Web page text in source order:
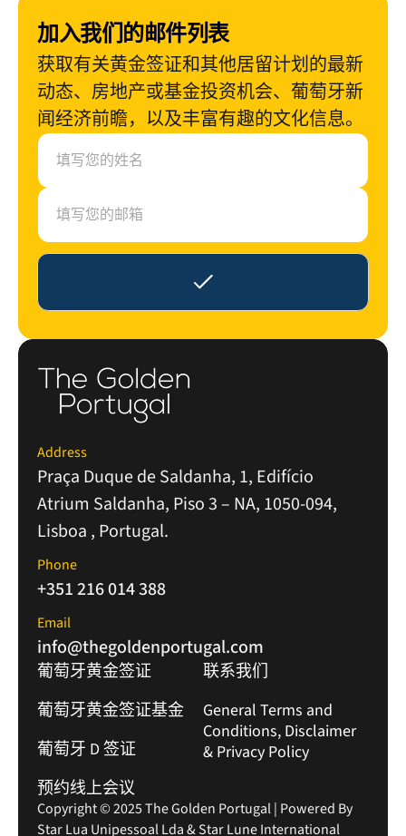
加入我们的邮件列表
获取有关黄金签证和其他居留计划的最新
动态、房地产或基金投资机会、葡萄牙新
闻经济前瞻，以及丰富有趣的文化信息。
N
m
e
E
a
l
Address
Praça Duque de Saldanha, 1, Edifício
Atrium Saldanha, Piso 3 – NA, 1050-094,
Lisboa , Portugal.
Phone
+351 216 014 388
Email
info@thegoldenportugal.com
葡萄牙黄金签证
葡萄牙黄金签证基金
葡萄牙 D 签证
预约线上会议
联系我们
General Terms and
Conditions, Disclaimer
& Privacy Policy
Copyright © 2025 The Golden Portugal | Powered By
Star Lua Unipessoal Lda & Star Lune International